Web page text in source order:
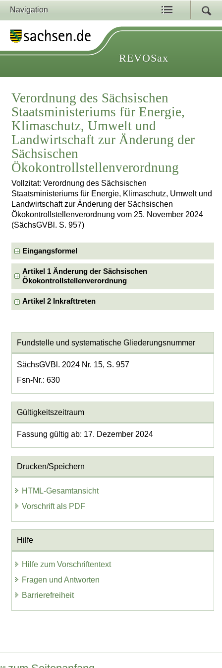
Navigation
REVOSax
Verordnung des Sächsischen
Staatsministeriums für Energie,
Klimaschutz, Umwelt und
Landwirtschaft zur Änderung der
Sächsischen
Ökokontrollstellenverordnung
Vollzitat: Verordnung des Sächsischen
Staatsministeriums für Energie, Klimaschutz, Umwelt und
Landwirtschaft zur Änderung der Sächsischen
Ökokontrollstellenverordnung vom 25. November 2024
(SächsGVBl. S. 957)
Eingangsformel
Artikel 1 Änderung der Sächsischen
Ökokontrollstellenverordnung
Artikel 2 Inkrafttreten
Fundstelle und systematische Gliederungsnummer
SächsGVBl. 2024 Nr. 15, S. 957
Fsn-Nr.: 630
Gültigkeitszeitraum
Fassung gültig ab: 17. Dezember 2024
Drucken/Speichern
HTML-Gesamtansicht
Vorschrift als PDF
Hilfe
Hilfe zum Vorschriftentext
Fragen und Antworten
Barrierefreiheit